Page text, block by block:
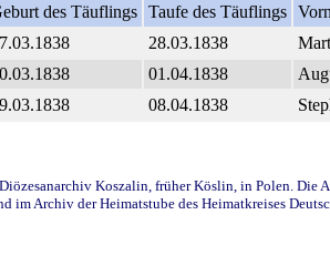
des Täuflings Taufe des Täuflings
28.03.1838
01.04.1838
08.04.1838
Koszalin, früher Köslin, in Polen.
im Archiv der Heimatstube des Heimatkreises